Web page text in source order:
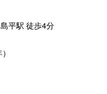
平駅 徒歩4分